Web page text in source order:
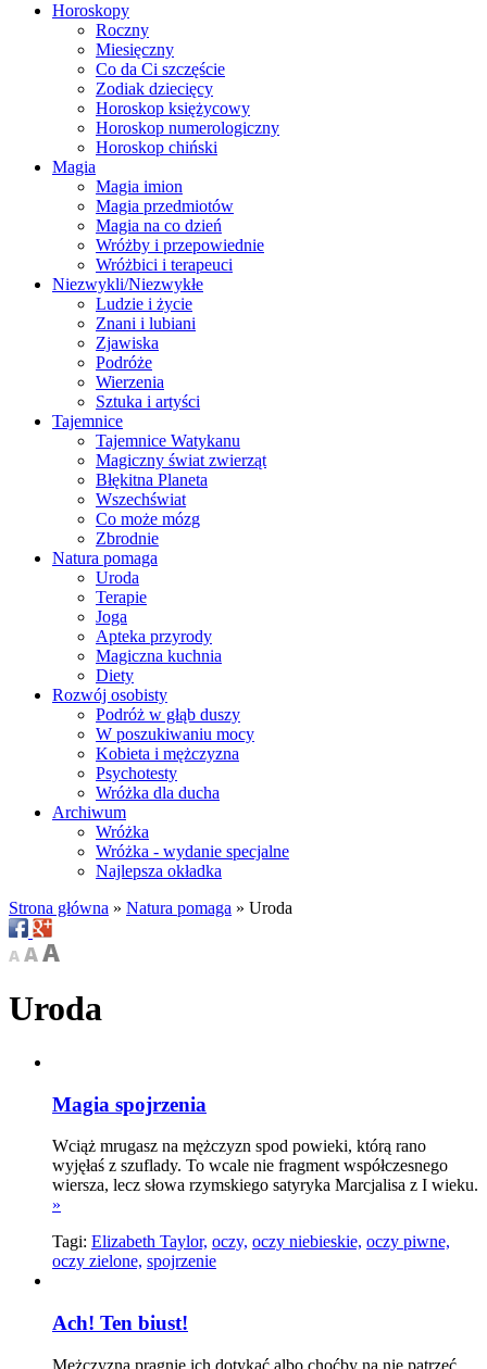
Horoskopy
Roczny
Miesięczny
Co da Ci szczęście
Zodiak dziecięcy
Horoskop księżycowy
Horoskop numerologiczny
Horoskop chiński
Magia
Magia imion
Magia przedmiotów
Magia na co dzień
Wróżby i przepowiednie
Wróżbici i terapeuci
Niezwykli/Niezwykłe
Ludzie i życie
Znani i lubiani
Zjawiska
Podróże
Wierzenia
Sztuka i artyści
Tajemnice
Tajemnice Watykanu
Magiczny świat zwierząt
Błękitna Planeta
Wszechświat
Co może mózg
Zbrodnie
Natura pomaga
Uroda
Terapie
Joga
Apteka przyrody
Magiczna kuchnia
Diety
Rozwój osobisty
Podróż w głąb duszy
W poszukiwaniu mocy
Kobieta i mężczyzna
Psychotesty
Wróżka dla ducha
Archiwum
Wróżka
Wróżka - wydanie specjalne
Najlepsza okładka
Strona główna » Natura pomaga » Uroda
Uroda
Magia spojrzenia
Wciąż mrugasz na mężczyzn spod powieki, którą rano
wyjęłaś z szuflady. To wcale nie fragment współczesnego
wiersza, lecz słowa rzymskiego satyryka Marcjalisa z I wieku.
»
Tagi: Elizabeth Taylor, oczy, oczy niebieskie, oczy piwne,
oczy zielone, spojrzenie
Ach! Ten biust!
Mężczyzna pragnie ich dotykać albo choćby na nie patrzeć.